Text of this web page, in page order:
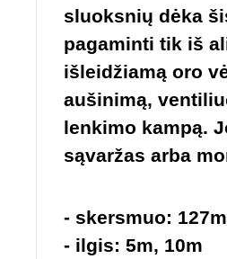
sluoksnių dėka
pagaminti tik iš
išleidžiamą oro
aušinimą,
lenkimo kampą.
sąvaržas arba
- skersmuo:
- ilgis: 5m, 10m